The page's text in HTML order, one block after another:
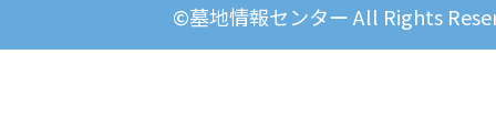
©墓地情報センター All Rights